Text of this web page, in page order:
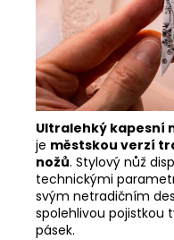
Ultralehký kapesní
je městskou verzí
nožů. Stylový nůž
technickými
svým netradičním
spolehlivou pojistkou
pásek.